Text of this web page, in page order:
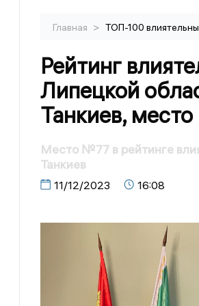
Главная > ТОП-100
Рейтинг
Липецкой
Танкиев,
Место №77 в рейтинге
Танкиев
11/12/2023 16:08